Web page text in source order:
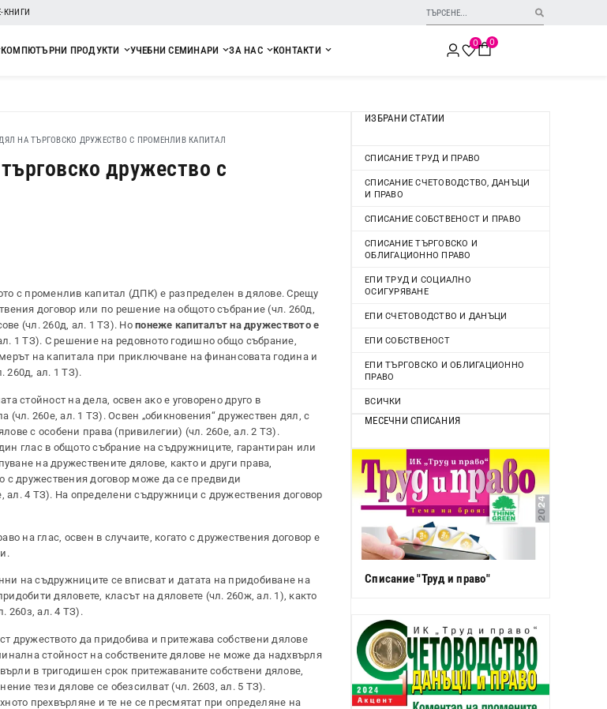
КНИГИ
КОМПЮТЪРНИ ПРОДУКТИ УЧЕБНИ СЕМИНАРИ ЗА НАС КОНТАКТИ
0 0
НА ТЪРГОВСКО ДРУЖЕСТВО С ПРОМЕНЛИВ КАПИТАЛ
дружество с
с променлив капитал (ДПК) е разпределен в дялове. Срещу
договор или по решение на общото събрание (чл. 260д,
(чл. 260д, ал. 1 ТЗ). Но понеже капиталът на дружеството е
1 ТЗ). С решение на редовното годишно общо събрание,
на капитала при приключване на финансовата година и
260д, ал. 1 ТЗ).
стойност на дела, освен ако е уговорено друго в
(чл. 260е, ал. 1 ТЗ). Освен „обикновения“ дружествен дял, с
с особени права (привилегии) (чл. 260е, ал. 2 ТЗ).
глас в общото събрание на съдружниците, гарантиран или
на дружествените дялове, както и други права,
с дружествения договор може да се предвиди
ал. 4 ТЗ). На определени съдружници с дружествения договор
на глас, освен в случаите, когато с дружествения договор е
на съдружниците се вписват и датата на придобиване на
дяловете, класът на дяловете (чл. 260ж, ал. 1), както
260з, ал. 4 ТЗ).
дружеството да придобива и притежава собствени дялове
стойност на собствените дялове не може да надхвърля
в тригодишен срок притежаваните собствени дялове,
тези дялове се обезсилват (чл. 2603, ал. 5 ТЗ).
прехвърляне и те не се пресмятат при определяне на
ИЗБРАНИ СТАТИИ
СПИСАНИЕ ТРУД И ПРАВО
СПИСАНИЕ СЧЕТОВОДСТВО, ДАНЪЦИ
И ПРАВО
СПИСАНИЕ СОБСТВЕНОСТ И ПРАВО
СПИСАНИЕ ТЪРГОВСКО И
ОБЛИГАЦИОННО ПРАВО
ЕПИ ТРУД И СОЦИАЛНО
ОСИГУРЯВАНЕ
ЕПИ СЧЕТОВОДСТВО И ДАНЪЦИ
ЕПИ СОБСТВЕНОСТ
ЕПИ ТЪРГОВСКО И ОБЛИГАЦИОННО
ПРАВО
ВСИЧКИ
МЕСЕЧНИ СПИСАНИЯ
Списание "Труд и право"